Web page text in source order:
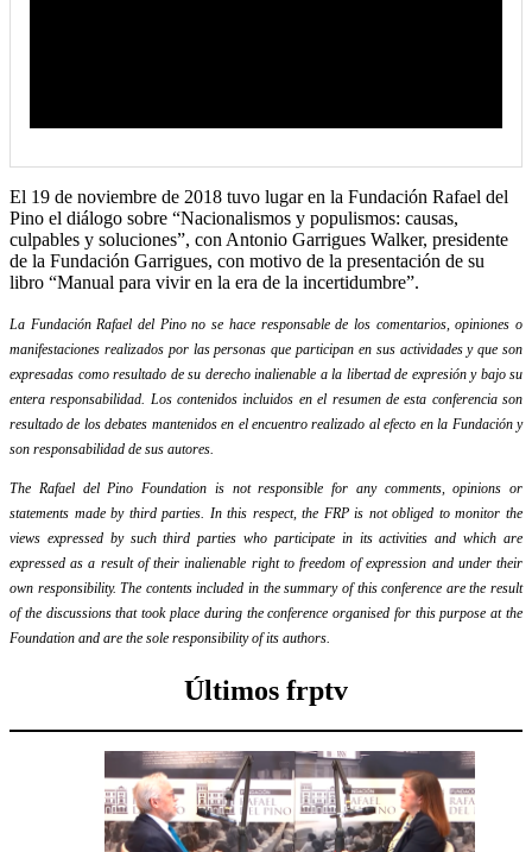
El 19 de noviembre de 2018 tuvo lugar en la Fundación Rafael del
Pino el diálogo sobre “Nacionalismos y populismos: causas,
culpables y soluciones”, con Antonio Garrigues Walker, presidente
de la Fundación Garrigues, con motivo de la presentación de su
libro “Manual para vivir en la era de la incertidumbre”.
La Fundación Rafael del Pino no se hace responsable de los comentarios, opiniones o
manifestaciones realizados por las personas que participan en sus actividades y que son
expresadas como resultado de su derecho inalienable a la libertad de expresión y bajo su
entera responsabilidad. Los contenidos incluidos en el resumen de esta conferencia son
resultado de los debates mantenidos en el encuentro realizado al efecto en la Fundación y
son responsabilidad de sus autores.
The Rafael del Pino Foundation is not responsible for any comments, opinions or
statements made by third parties. In this respect, the FRP is not obliged to monitor the
views expressed by such third parties who participate in its activities and which are
expressed as a result of their inalienable right to freedom of expression and under their
own responsibility. The contents included in the summary of this conference are the result
of the discussions that took place during the conference organised for this purpose at the
Foundation and are the sole responsibility of its authors.
Últimos frptv